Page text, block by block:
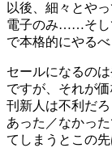
以後、細々とや
電子のみ……そし
で本格的にやる
セールになるの
ですが、それが
刊新人は不利だ
あった／なかっ
てしまうとこの